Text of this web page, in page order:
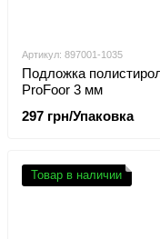
Артикул: 897001-1035
Подложка
ProFoor 3 мм
297 грн/Упаковка
Товар в наличии